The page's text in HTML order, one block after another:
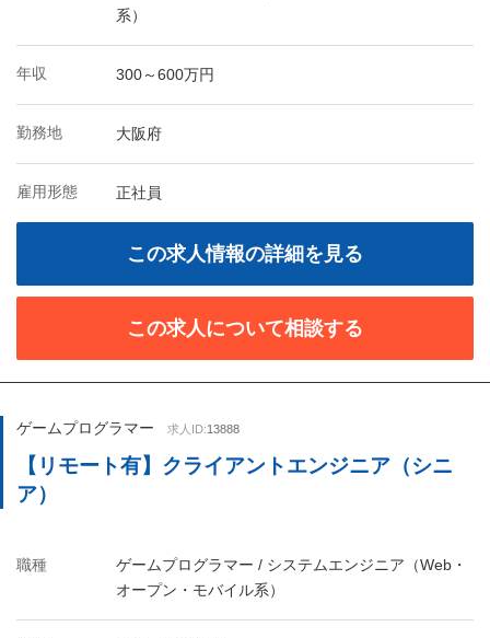
系）
年収 300～600万円
勤務地 大阪府
雇用形態 正社員
この求人情報の詳細を見る
この求人について相談する
ゲームプログラマー 求人ID:13888
【リモート有】クライアントエンジニア（シニ
ア）
職種
ゲームプログラマー / システムエンジニア（Web・
オープン・モバイル系）